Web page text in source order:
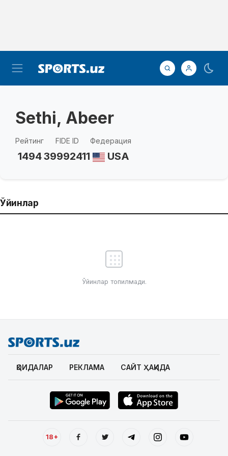
Sethi, Abeer
Рейтинг
1494
FIDE ID
39992411
Федерация
USA
Ўйинлар
Ўйинлар топилмади.
ҚОИДАЛАР РЕКЛАМА САЙТ ҲАҚИДА
18+